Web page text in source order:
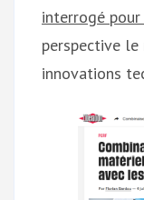
interrogé pour
perspective
innovations